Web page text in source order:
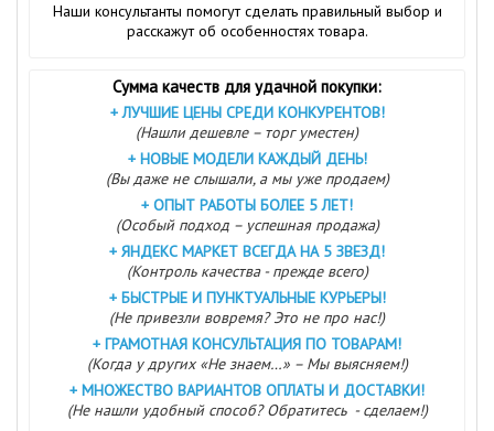
Наши консультанты помогут сделать правильный выбор и
расскажут об особенностях товара.
Сумма качеств для удачной покупки:
+ ЛУЧШИЕ ЦЕНЫ СРЕДИ КОНКУРЕНТОВ!
(Нашли дешевле – торг уместен)
+ НОВЫЕ МОДЕЛИ КАЖДЫЙ ДЕНЬ!
(Вы даже не слышали, а мы уже продаем)
+ ОПЫТ РАБОТЫ БОЛЕЕ 5 ЛЕТ!
(Особый подход – успешная продажа)
+ ЯНДЕКС МАРКЕТ ВСЕГДА НА 5 ЗВЕЗД!
(Контроль качества - прежде всего)
+ БЫСТРЫЕ И ПУНКТУАЛЬНЫЕ КУРЬЕРЫ!
(Не привезли вовремя? Это не про нас!)
+ ГРАМОТНАЯ КОНСУЛЬТАЦИЯ ПО ТОВАРАМ!
(Когда у других «Не знаем…» – Мы выясняем!)
+ МНОЖЕСТВО ВАРИАНТОВ ОПЛАТЫ И ДОСТАВКИ!
(Не нашли удобный способ? Обратитесь - сделаем!)